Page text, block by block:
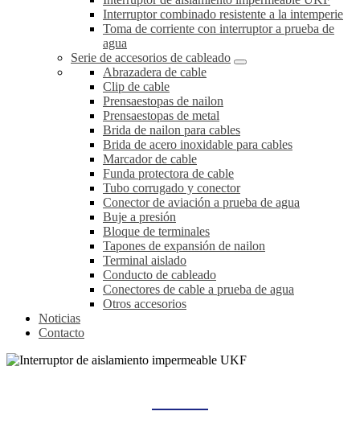
Interruptor combinado resistente a la intemperie
Toma de corriente con interruptor a prueba de
agua
Serie de accesorios de cableado
Abrazadera de cable
Clip de cable
Prensaestopas de nailon
Prensaestopas de metal
Brida de nailon para cables
Brida de acero inoxidable para cables
Marcador de cable
Funda protectora de cable
Tubo corrugado y conector
Conector de aviación a prueba de agua
Buje a presión
Bloque de terminales
Tapones de expansión de nailon
Terminal aislado
Conducto de cableado
Conectores de cable a prueba de agua
Otros accesorios
Noticias
Contacto